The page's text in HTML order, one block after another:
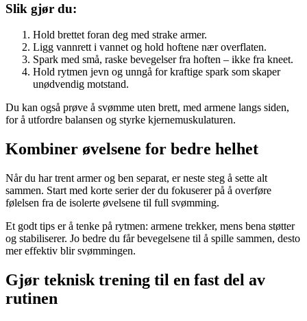
Slik gjør du:
Hold brettet foran deg med strake armer.
Ligg vannrett i vannet og hold hoftene nær overflaten.
Spark med små, raske bevegelser fra hoften – ikke fra kneet.
Hold rytmen jevn og unngå for kraftige spark som skaper
unødvendig motstand.
Du kan også prøve å svømme uten brett, med armene langs siden,
for å utfordre balansen og styrke kjernemuskulaturen.
Kombiner øvelsene for bedre helhet
Når du har trent armer og ben separat, er neste steg å sette alt
sammen. Start med korte serier der du fokuserer på å overføre
følelsen fra de isolerte øvelsene til full svømming.
Et godt tips er å tenke på rytmen: armene trekker, mens bena støtter
og stabiliserer. Jo bedre du får bevegelsene til å spille sammen, desto
mer effektiv blir svømmingen.
Gjør teknisk trening til en fast del av
rutinen